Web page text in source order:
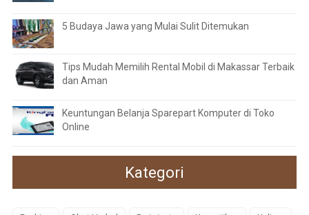
5 Budaya Jawa yang Mulai Sulit Ditemukan
Tips Mudah Memilih Rental Mobil di Makassar Terbaik
dan Aman
Keuntungan Belanja Sparepart Komputer di Toko
Online
Kategori